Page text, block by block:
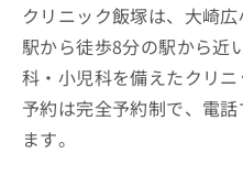
クリニック飯塚は、大崎
駅から徒歩8分の駅から近
科・小児科を備えたクリニ
予約は完全予約制で、電
ます。